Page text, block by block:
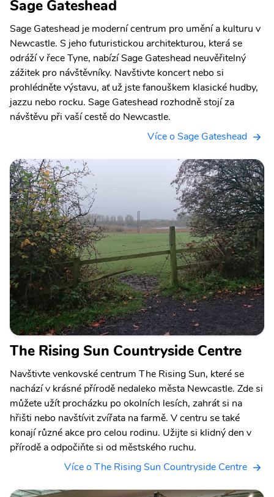
Sage Gateshead
Sage Gateshead je moderní centrum pro umění a kulturu v
Newcastle. S jeho futuristickou architekturou, která se
odráží v řece Tyne, nabízí Sage Gateshead neuvěřitelný
zážitek pro návštěvníky. Navštivte koncert nebo si
prohlédněte výstavu, ať už jste fanouškem klasické hudby,
jazzu nebo rocku. Sage Gateshead rozhodně stojí za
návštěvu při vaší cestě do Newcastle.
Více o Sage Gateshead
The Rising Sun Countryside Centre
Navštivte venkovské centrum The Rising Sun, které se
nachází v krásné přírodě nedaleko města Newcastle. Zde si
můžete užít procházku po okolních lesích, zahrát si na
hřišti nebo navštívit zvířata na farmě. V centru se také
konají různé akce pro celou rodinu. Užijte si klidný den v
přírodě a odpočiňte si od městského ruchu.
Více o The Rising Sun Countryside Centre